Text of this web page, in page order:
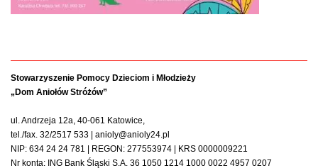
Stowarzyszenie Pomocy Dzieciom i Młodzieży
„Dom Aniołów Stróżów”
ul. Andrzeja 12a, 40-061 Katowice,
tel./fax. 32/2517 533 | anioly@anioly24.pl
NIP: 634 24 24 781 | REGON: 277553974 | KRS 0000009221
Nr konta: ING Bank Śląski S.A. 36 1050 1214 1000 0022 4957 0207